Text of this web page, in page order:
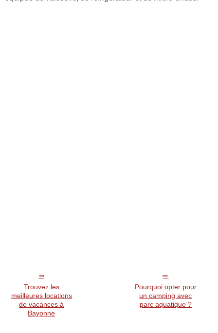
Trouvez les
meilleures locations
de vacances à
Bayonne
Pourquoi opter pour
un camping avec
parc aquatique ?